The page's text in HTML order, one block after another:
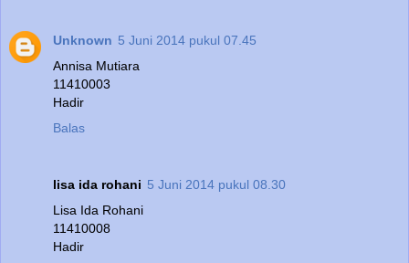
Unknown 5 Juni 2014 pukul 07.45
Annisa Mutiara
11410003
Hadir
Balas
lisa ida rohani 5 Juni 2014 pukul 08.30
Lisa Ida Rohani
11410008
Hadir